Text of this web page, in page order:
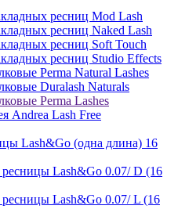
ресниц Mod Lash
ресниц Naked Lash
ресниц Soft Touch
ресниц Studio Effects
Perma Natural Lashes
Duralash Naturals
Perma Lashes
Andrea Lash Free
Lash&Go (одна длина) 16
Lash&Go 0.07/ D (16
Lash&Go 0.07/ L (16